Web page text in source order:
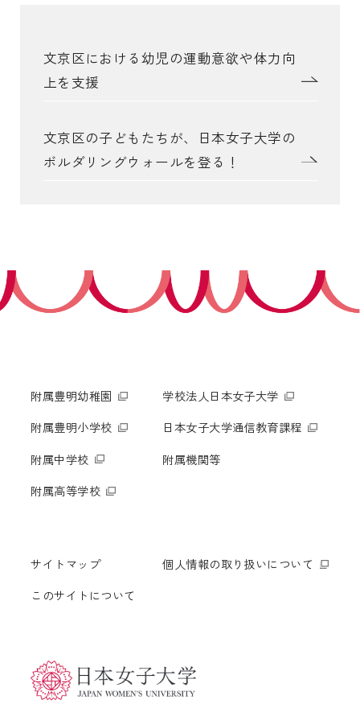
文京区における幼児の運動意欲や体力向
上を支援
文京区の子どもたちが、日本女子大学の
ボルダリングウォールを登る！
附属豊明幼稚園
附属豊明小学校
附属中学校
附属高等学校
学校法人日本女子大学
日本女子大学通信教育課程
附属機関等
サイトマップ
このサイトについて
個人情報の取り扱いについて